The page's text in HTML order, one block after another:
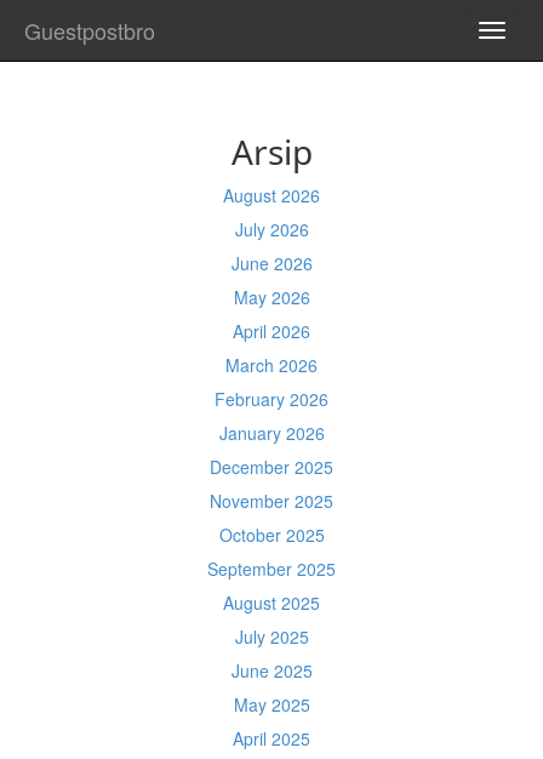
Guestpostbro
Arsip
August 2026
July 2026
June 2026
May 2026
April 2026
March 2026
February 2026
January 2026
December 2025
November 2025
October 2025
September 2025
August 2025
July 2025
June 2025
May 2025
April 2025